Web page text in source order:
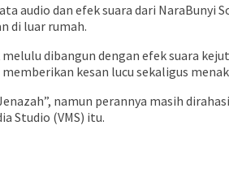
audio dan efek suara dari
di luar rumah.
dibangun dengan efek suara
kesan lucu sekaligus
namun perannya masih
Studio (VMS) itu.